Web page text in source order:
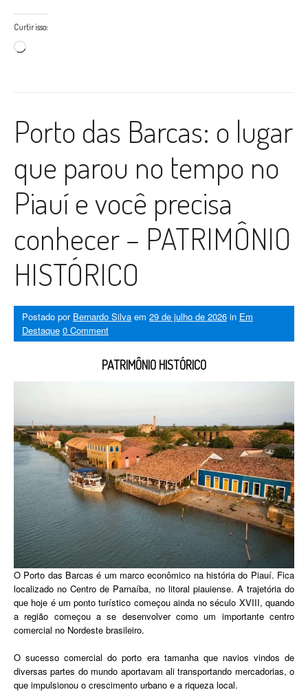
Curtir isso:
Carregando...
Porto das Barcas: o lugar
que parou no tempo no
Piauí e você precisa
conhecer – PATRIMÔNIO
HISTÓRICO
Postado por Bernardo Silva em 29 de julho de 2026 in Em
Destaque 0 Comment
PATRIMÔNIO HISTÓRICO
O Porto das Barcas é um marco econômico na história do Piauí. Fica
localizado no Centro de Parnaíba, no litoral piauiense. A trajetória do
que hoje é um ponto turístico começou ainda no século XVIII, quando
a região começou a se desenvolver como um importante centro
comercial no Nordeste brasileiro.
O sucesso comercial do porto era tamanha que navios vindos de
diversas partes do mundo aportavam ali transportando mercadorias, o
que impulsionou o crescimento urbano e a riqueza local.